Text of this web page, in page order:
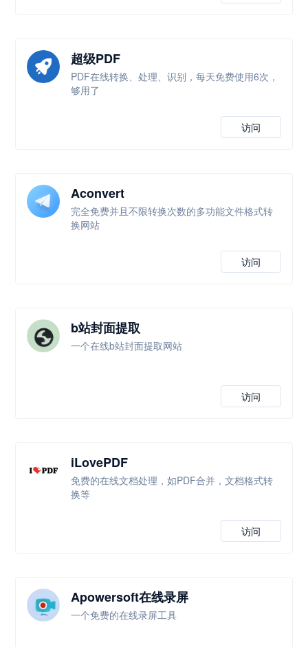
超级PDF
PDF在线转换、处理、识别，每天免费使用6次，
够用了
访问
Aconvert
完全免费并且不限转换次数的多功能文件格式转
换网站
访问
b站封面提取
一个在线b站封面提取网站
访问
iLovePDF
免费的在线文档处理，如PDF合并，文档格式转
换等
访问
Apowersoft在线录屏
一个免费的在线录屏工具